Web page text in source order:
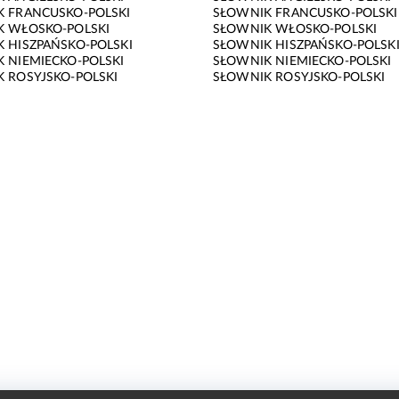
FRANCUSKO-POLSKI
WŁOSKO-POLSKI
HISZPAŃSKO-POLSKI
NIEMIECKO-POLSKI
ROSYJSKO-POLSKI
SŁOWNIK FRANCUSKO-POLSKI
SŁOWNIK WŁOSKO-POLSKI
SŁOWNIK HISZPAŃSKO-POLSKI
SŁOWNIK NIEMIECKO-POLSKI
SŁOWNIK ROSYJSKO-POLSKI